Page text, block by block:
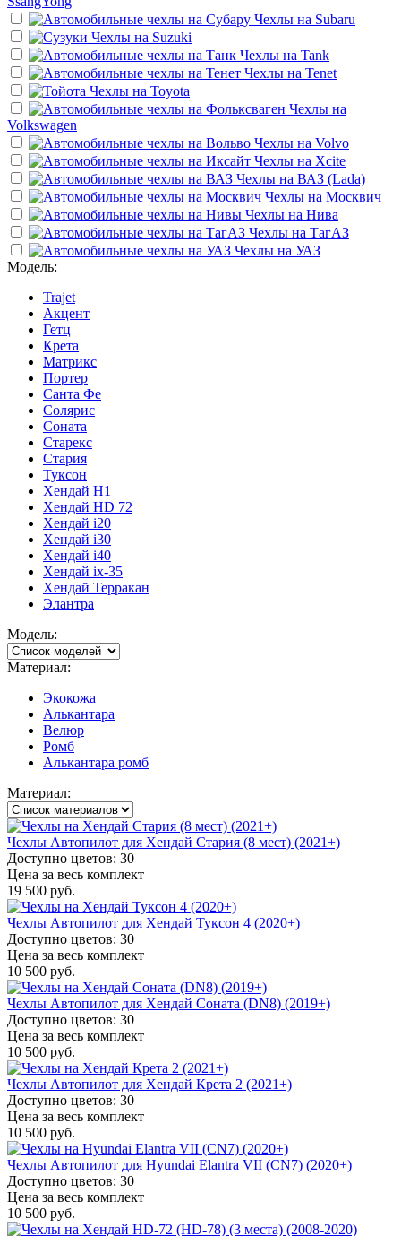
Чехлы на Subaru
Чехлы на Suzuki
Чехлы на Tank
Чехлы на Tenet
Чехлы на Toyota
Чехлы на
Volkswagen
Чехлы на Volvo
Чехлы на Xcite
Чехлы на ВАЗ (Lada)
Чехлы на Москвич
Чехлы на Нива
Чехлы на ТагАЗ
Чехлы на УАЗ
Модель:
Trajet
Акцент
Гетц
Крета
Матрикс
Портер
Санта Фе
Солярис
Соната
Старекс
Стария
Туксон
Хендай H1
Хендай HD 72
Хендай i20
Хендай i30
Хендай i40
Хендай ix-35
Хендай Терракан
Элантра
Модель:
Материал:
Экокожа
Алькантара
Велюр
Ромб
Алькантара ромб
Материал:
Чехлы Автопилот для Хендай Стария (8 мест) (2021+)
Доступно цветов: 30
Цена за весь комплект
19 500 руб.
Чехлы Автопилот для Хендай Туксон 4 (2020+)
Доступно цветов: 30
Цена за весь комплект
10 500 руб.
Чехлы Автопилот для Хендай Соната (DN8) (2019+)
Доступно цветов: 30
Цена за весь комплект
10 500 руб.
Чехлы Автопилот для Хендай Крета 2 (2021+)
Доступно цветов: 30
Цена за весь комплект
10 500 руб.
Чехлы Автопилот для Hyundai Elantra VII (CN7) (2020+)
Доступно цветов: 30
Цена за весь комплект
10 500 руб.